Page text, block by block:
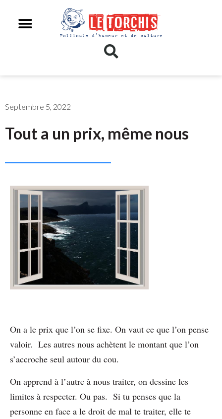
Septembre 5, 2022
Tout a un prix, même nous
On a le prix que l’on se fixe. On vaut ce que l’on pense
valoir. Les autres nous achètent le montant que l’on
s’accroche seul autour du cou.
On apprend à l’autre à nous traiter, on dessine les
limites à respecter. Ou pas. Si tu penses que la
personne en face a le droit de mal te traiter, elle te